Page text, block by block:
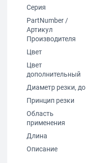
Серия
PartNumber /
Артикул
Производителя
Цвет
Цвет
дополнительный
Диаметр резки, до
Принцип резки
Область
применения
Длина
Описание